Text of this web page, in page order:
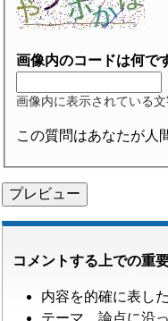
画像内のコードは何で
画像内に表示されている
この質問はあなたが人
コメントする上での重
内容を的確に表し
テーマ、論点に沿